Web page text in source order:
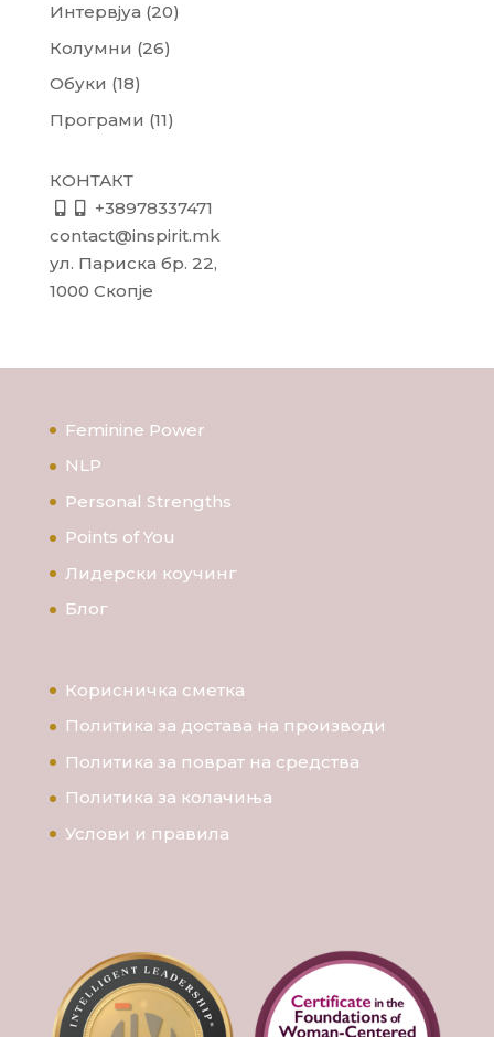
Интервјуа (20)
Колумни (26)
Обуки (18)
Програми (11)
КОНТАКТ
+38978337471
contact@inspirit.mk
ул. Париска бр. 22,
1000 Скопје
Feminine Power
NLP
Personal Strengths
Points of You
Лидерски коучинг
Блог
Корисничка сметка
Политика за достава на производи
Политика за поврат на средства
Политика за колачиња
Услови и правила